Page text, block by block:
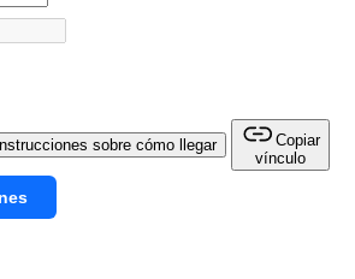
sobre cómo llegar
Copiar
vínculo